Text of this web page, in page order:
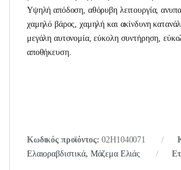
Υψηλή απόδοση, αθόρυβη λειτουργία,
χαμηλό βάρος, χαμηλή και ακίνδυνη
μεγάλη αυτονομία, εύκολη συντήρηση,
αποθήκευση.
Κωδικός προϊόντος:02H1040071
Ελαιοραβδιστικά, Μάζεμα Ελιάς